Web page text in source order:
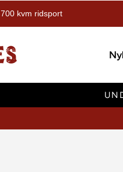
700 kvm ridsport